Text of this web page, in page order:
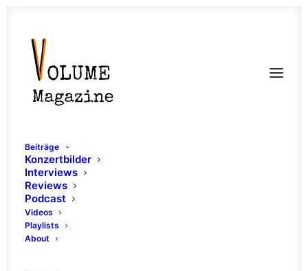
Beiträge
Konzertbilder
Interviews
Reviews
Podcast
Videos
Playlists
About